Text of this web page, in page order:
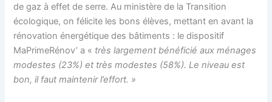
de gaz à effet de serre. Au ministère de la Transition
écologique, on félicite les bons élèves, mettant en avant la
rénovation énergétique des bâtiments : le dispositif
MaPrimeRénov’ a « très largement bénéficié aux ménages
modestes (23%) et très modestes (58%). Le niveau est
bon, il faut maintenir l’effort. »